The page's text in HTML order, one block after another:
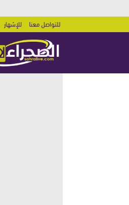
للتواصل معنا للإشهار